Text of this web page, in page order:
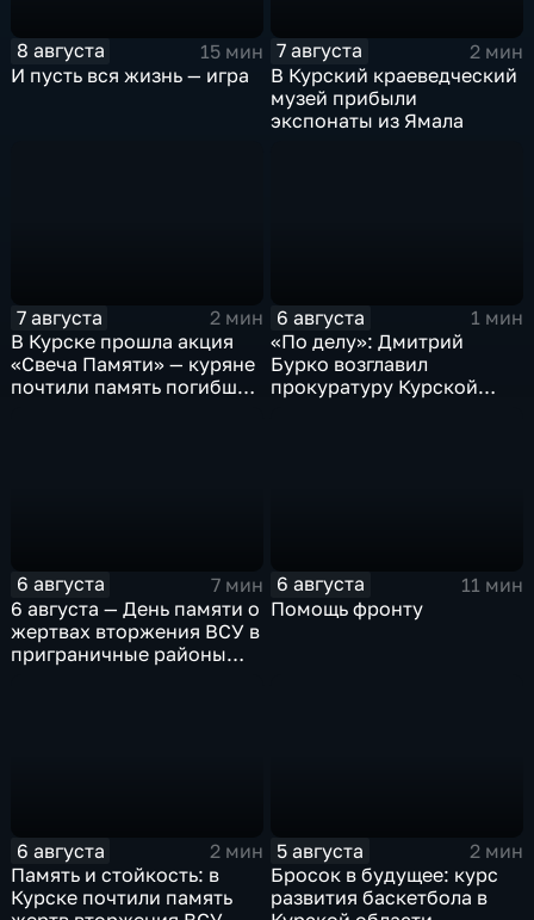
8 августа
15 мин
И пусть вся жизнь — игра
7 августа
2 мин
В Курский краеведческий
музей прибыли
экспонаты из Ямала
7 августа
2 мин
В Курске прошла акция
«Свеча Памяти» — куряне
почтили память погибших
6 августа
1 мин
«По делу»: Дмитрий
Бурко возглавил
прокуратуру Курской
6 августа
7 мин
6 августа — День памяти о
жертвах вторжения ВСУ в
приграничные районы
6 августа
11 мин
Помощь фронту
6 августа
2 мин
Память и стойкость: в
Курске почтили память
5 августа
2 мин
Бросок в будущее: курс
развития баскетбола в